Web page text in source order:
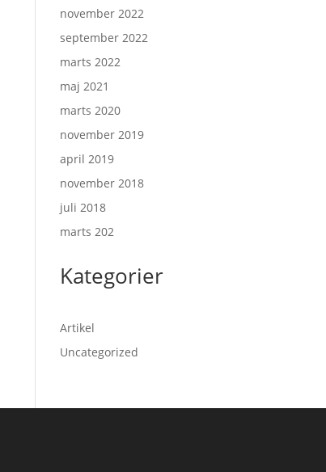
november 2022
september 2022
marts 2022
maj 2021
marts 2020
november 2019
april 2019
november 2018
juli 2018
marts 202
Kategorier
Artikel
Uncategorized